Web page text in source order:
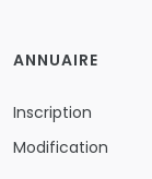
ANNUAIRE
Inscription
Modification